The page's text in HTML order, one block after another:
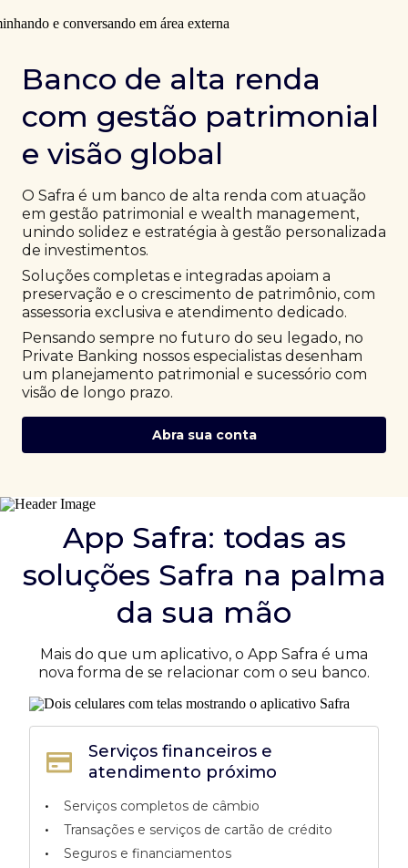
Banco de alta renda
com gestão patrimonial
e visão global
O Safra é um banco de alta renda com atuação
em gestão patrimonial e wealth management,
unindo solidez e estratégia à gestão personalizada
de investimentos.
Soluções completas e integradas apoiam a
preservação e o crescimento de patrimônio, com
assessoria exclusiva e atendimento dedicado.
Pensando sempre no futuro do seu legado, no
Private Banking nossos especialistas desenham
um planejamento patrimonial e sucessório com
visão de longo prazo.
Abra sua conta
App Safra: todas as
soluções Safra na palma
da sua mão
Mais do que um aplicativo, o App Safra é uma
nova forma de se relacionar com o seu banco.
Serviços financeiros e
atendimento próximo
•
Serviços completos de câmbio
• Transações e serviços de cartão de crédito
• Seguros e financiamentos